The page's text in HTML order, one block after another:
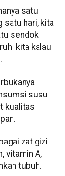
satu
satu hari, kita
sendok
kita kalau
susu
kualitas
zat gizi
vitamin A,
tubuh.